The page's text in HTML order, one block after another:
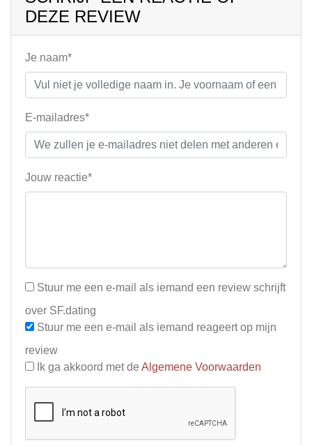
DEZE REVIEW
Je naam*
E-mailadres*
Jouw reactie*
Stuur me een e-mail als iemand een review schrijft
over SF.dating
Stuur me een e-mail als iemand reageert op mijn
review
Ik ga akkoord met de Algemene Voorwaarden